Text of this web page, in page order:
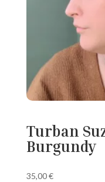
Turban
Burgundy
35,00€